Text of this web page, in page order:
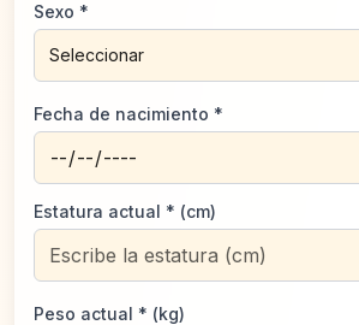
Sexo *
Seleccionar
Fecha de nacimiento *
Estatura actual * (cm)
Peso actual * (kg)